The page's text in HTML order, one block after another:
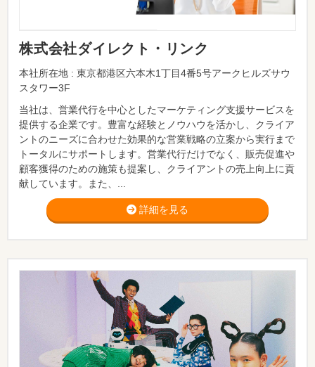
株式会社ダイレクト・リンク
本社所在地 : 東京都港区六本木1丁目4番5号アークヒルズサウ
スタワー3F
当社は、営業代行を中心としたマーケティング支援サービスを
提供する企業です。豊富な経験とノウハウを活かし、クライア
ントのニーズに合わせた効果的な営業戦略の立案から実行まで
トータルにサポートします。営業代行だけでなく、販売促進や
顧客獲得のための施策も提案し、クライアントの売上向上に貢
献しています。また、...
詳細を見る